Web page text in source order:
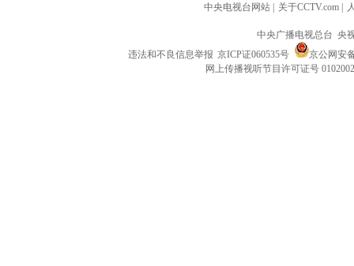
中央电视台网站 关于CCTV.com
中央广播电视总台 央
违法和不良信息举报 京ICP证060535号
京公网安
网上传播视听节目许可证号